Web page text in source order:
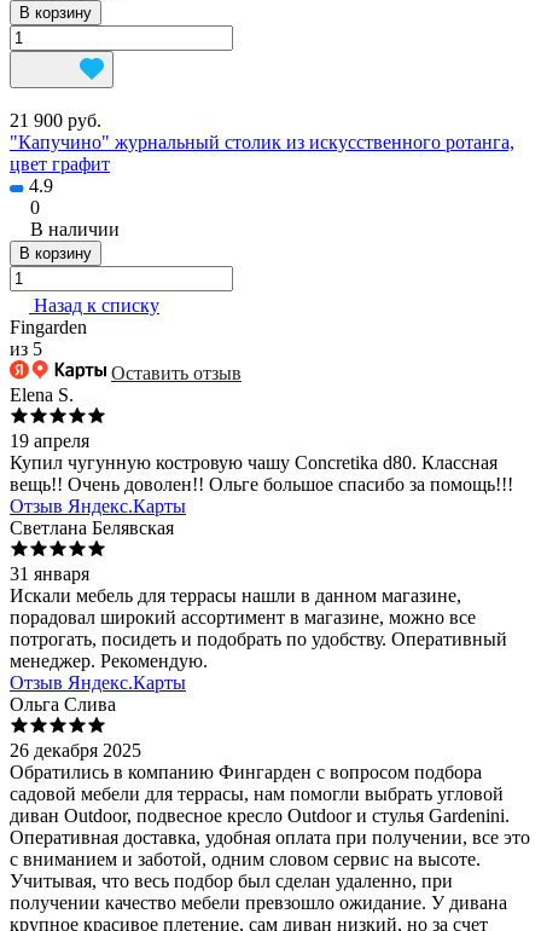
В корзину
21 900 руб.
"Капучино" журнальный столик из искусственного ротанга,
цвет графит
4.9
0
В наличии
В корзину
Назад к списку
Fingarden
из 5
Оставить отзыв
Elena S.
19 апреля
Купил чугунную костровую чашу Concretika d80. Классная
вещь!! Очень доволен!! Ольге большое спасибо за помощь!!!
Отзыв Яндекс.Карты
Светлана Белявская
31 января
Искали мебель для террасы нашли в данном магазине,
порадовал широкий ассортимент в магазине, можно все
потрогать, посидеть и подобрать по удобству. Оперативный
менеджер. Рекомендую.
Отзыв Яндекс.Карты
Ольга Слива
26 декабря 2025
Обратились в компанию Фингарден с вопросом подбора
садовой мебели для террасы, нам помогли выбрать угловой
диван Outdoor, подвесное кресло Outdoor и стулья Gardenini.
Оперативная доставка, удобная оплата при получении, все это
с вниманием и заботой, одним словом сервис на высоте.
Учитывая, что весь подбор был сделан удаленно, при
получении качество мебели превзошло ожидание. У дивана
крупное красивое плетение, сам диван низкий, но за счет